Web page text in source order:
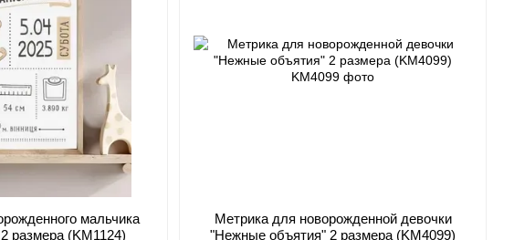
мальчика
размера (KM1124)
Метрика для новорожденной девочки
"Нежные объятия" 2 размера (KM4099)